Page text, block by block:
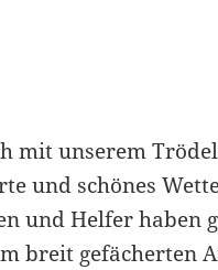
mit unserem
und schönes
und Helfer haben
breit gefächerten